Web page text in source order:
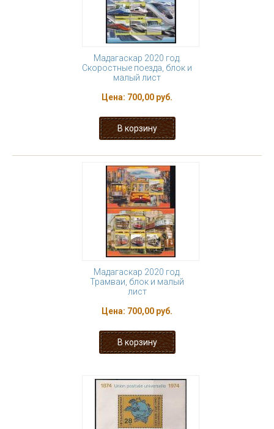
Мадагаскар 2020 год.
Скоростные поезда, блок и
малый лист
Цена: 700,00 руб.
Мадагаскар 2020 год.
Трамваи, блок и малый
лист
Цена: 700,00 руб.